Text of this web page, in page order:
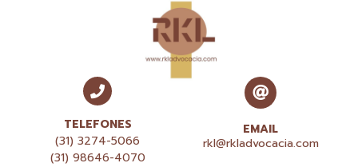
TELEFONES
(31) 3274-5066
(31) 98646-4070
EMAIL
rkl@rkladvocacia.com